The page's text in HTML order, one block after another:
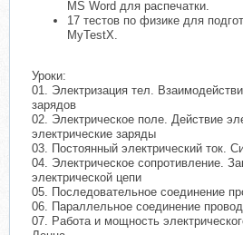
MS Word для распечатки.
17 тестов по физике для
MyTestX.
Уроки:
01. Электризация тел.
зарядов
02. Электрическое поле. Действие
электрические заряды
03. Постоянный электрический ток.
04. Электрическое сопротивление.
электрической цепи
05. Последовательное соединение
06. Параллельное соединение
07. Работа и мощность